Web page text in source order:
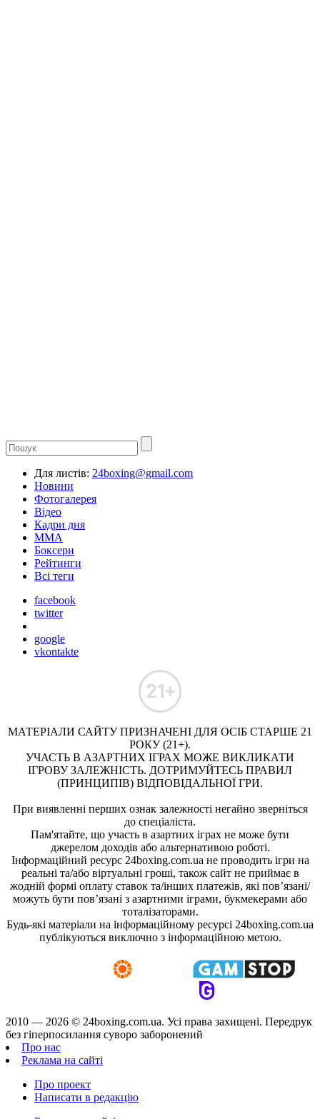
Для листів: 24boxing@gmail.com
Новини
Фотогалерея
Відео
Кадри дня
ММА
Боксери
Рейтинги
Всі теги
facebook
twitter
google
vkontakte
МАТЕРІАЛИ САЙТУ ПРИЗНАЧЕНІ ДЛЯ ОСІБ СТАРШЕ 21
РОКУ (21+).
УЧАСТЬ В АЗАРТНИХ ІГРАХ МОЖЕ ВИКЛИКАТИ
ІГРОВУ ЗАЛЕЖНІСТЬ. ДОТРИМУЙТЕСЬ ПРАВИЛ
(ПРИНЦИПІВ) ВІДПОВІДАЛЬНОЇ ГРИ.
При виявленні перших ознак залежності негайно зверніться
до спеціаліста.
Пам'ятайте, що участь в азартних іграх не може бути
джерелом доходів або альтернативою роботі.
Інформаційний ресурс 24boxing.com.ua не проводить ігри на
реальні та/або віртуальні гроші, також сайт не приймає в
жодній формі оплату ставок та/інших платежів, які пов’язані/
можуть бути пов’язані з азартними іграми, букмекерами або
тоталізаторами.
Будь-які матеріали на інформаційному ресурсі 24boxing.com.ua
публікуються виключно з інформаційною метою.
2010 — 2026 © 24boxing.com.ua. Усi права захищенi. Передрук
без гіперпосилання суворо заборонений
Про нас
Реклама на сайті
Про проект
Написати в редакцію